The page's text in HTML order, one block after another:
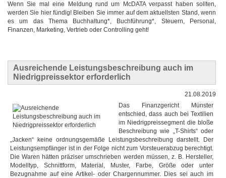
Wenn Sie mal eine Meldung rund um McDATA verpasst haben sollten,
werden Sie hier fündig! Bleiben Sie immer auf dem aktuellsten Stand, wenn
es um das Thema Buchhaltung*, Buchführung*, Steuern, Personal,
Finanzen, Marketing, Vertrieb oder Controlling geht!
Ausreichende Leistungsbeschreibung auch im
Niedrigpreissektor erforderlich
21.08.2019
Das Finanzgericht Münster
entschied, dass auch bei Textilien
im Niedrigpreissegment die bloße
Beschreibung wie „T-Shirts“ oder
„Jacken“ keine ordnungsgemäße Leistungsbeschreibung darstellt. Der
Leistungsempfänger ist in der Folge nicht zum Vorsteuerabzug berechtigt.
Die Waren hätten präziser umschrieben werden müssen, z. B. Hersteller,
Modelltyp, Schnittform, Material, Muster, Farbe, Größe oder unter
Bezugnahme auf eine Artikel- oder Chargennummer. Dies sei auch im